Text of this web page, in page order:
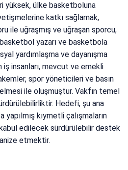
yüksek, ülke basketboluna
katkı sağlamak,
ile uğraşmış ve uğraşan sporcu,
yazarı ve basketbola
yardımlaşma ve dayanışma
insanları, mevcut ve emekli
spor yöneticileri ve basın
ile oluşmuştur. Vakfın temel
Hedefi, şu ana
kıymetli çalışmaların
edilecek sürdürülebilir destek
etmektir.